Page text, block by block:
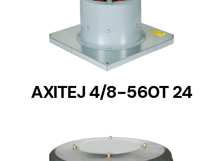
AXITEJ 4/8-560T 24